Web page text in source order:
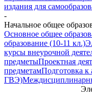
издания для
-
Начальное общее
Основное общее
образование (10-11 кл.)
курсы внеурочной
предметыПроектная
предметамПодготовка
ГВЭ)